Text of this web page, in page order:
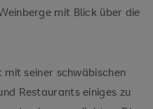
mit Blick über die
seiner schwäbischen
Restaurants einiges zu